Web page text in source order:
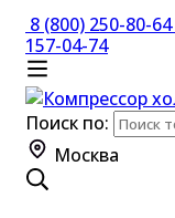
8 (800) 250-80-64
157-04-74
Поиск по:
Москва